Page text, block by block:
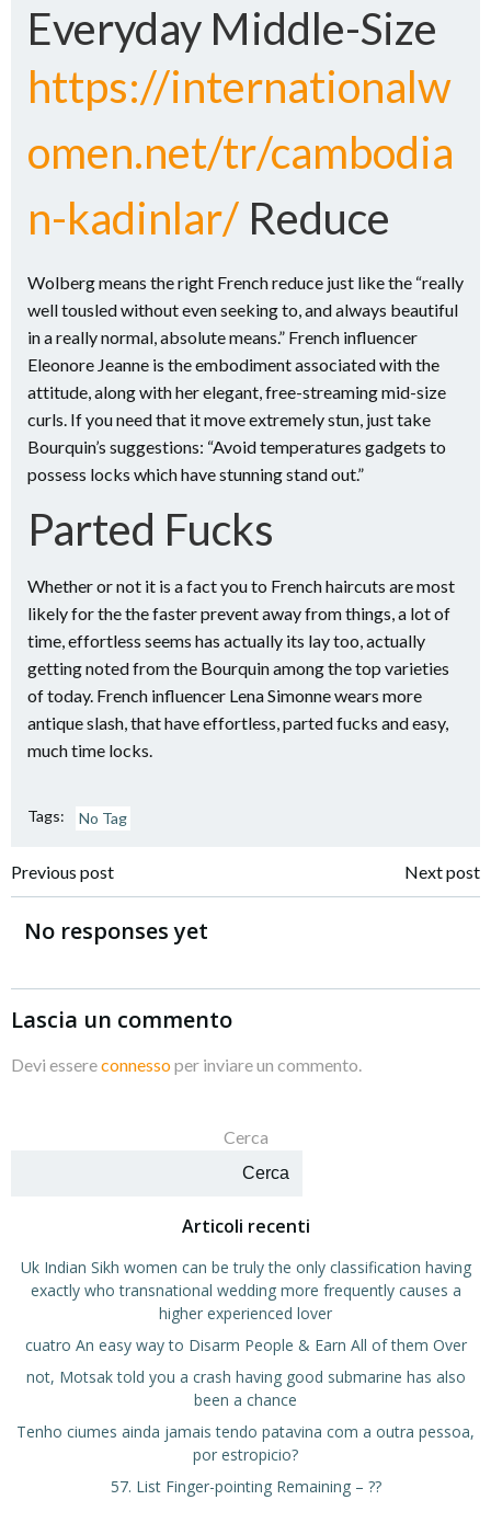
Everyday Middle-Size
https://internationalw
omen.net/tr/cambodia
n-kadinlar/ Reduce
Wolberg means the right French reduce just like the “really
well tousled without even seeking to, and always beautiful
in a really normal, absolute means.” French influencer
Eleonore Jeanne is the embodiment associated with the
attitude, along with her elegant, free-streaming mid-size
curls. If you need that it move extremely stun, just take
Bourquin’s suggestions: “Avoid temperatures gadgets to
possess locks which have stunning stand out.”
Parted Fucks
Whether or not it is a fact you to French haircuts are most
likely for the the faster prevent away from things, a lot of
time, effortless seems has actually its lay too, actually
getting noted from the Bourquin among the top varieties
of today. French influencer Lena Simonne wears more
antique slash, that have effortless, parted fucks and easy,
much time locks.
Tags: No Tag
Navigazione
articoli
Previous post
Navigazione
Next post
No responses yet
Lascia un commento
Devi essereconnessoper inviare un commento.
Cerca
Cerca
Articoli recenti
Uk Indian Sikh women can be truly the only classification having
exactly who transnational wedding more frequently causes a
higher experienced lover
cuatro An easy way to Disarm People & Earn All of them Over
not, Motsak told you a crash having good submarine has also
been a chance
Tenho ciumes ainda jamais tendo patavina com a outra pessoa,
por estropicio?
57. List Finger-pointing Remaining – ??